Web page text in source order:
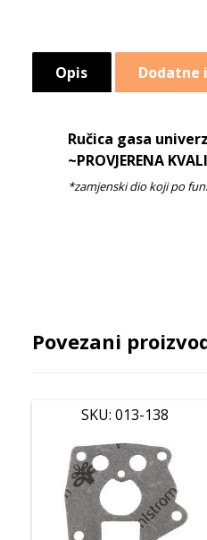
Opis Dodatne
Ručica gasa
~PROVJERENA
Povezani
SKU: 013-138